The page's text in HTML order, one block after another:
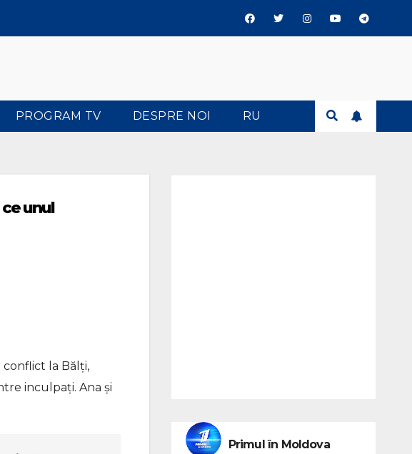
PROGRAM TV DESPRE NOI RU
unul
la Bălți,
inculpați. Ana și
Primul în Moldova